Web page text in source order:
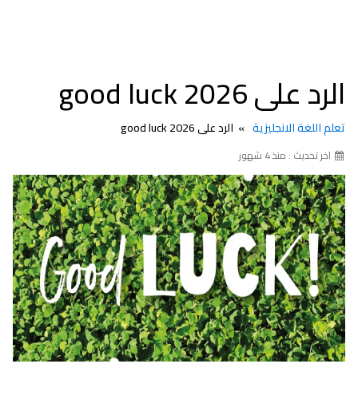
الرد على good luck 2026
تعلم اللغة الانجليزية الرد على good luck 2026
اخر تحديث : منذ 4 شهور